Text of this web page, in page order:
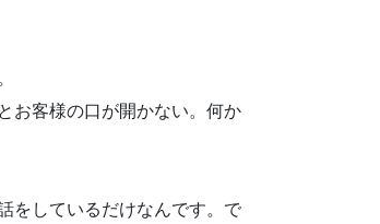
お客様の口が開かない。何か
をしているだけなんです。で